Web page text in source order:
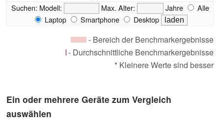
Suchen: Modell: Max. Alter: Jahre
Alle
Laptop
Smartphone Desktop
- Bereich der Benchmarkergebnisse
- Durchschnittliche Benchmarkergebnisse
* Kleinere Werte sind besser
Ein oder mehrere Geräte zum Vergleich
auswählen